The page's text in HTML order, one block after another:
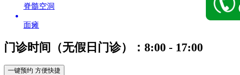
脊髓空洞
面瘫
门诊时间（无假日门诊）：8:00 - 17:00
一键预约 方便快捷